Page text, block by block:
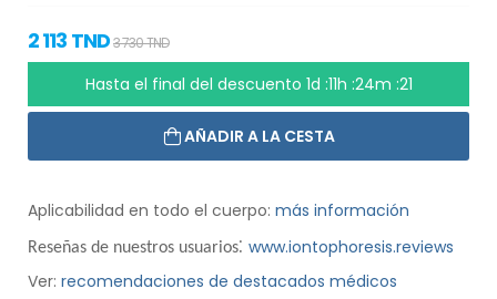
2 113 TND3 730 TND
Hasta el final del descuento 1d :11h :24m :20
AÑADIR A LA CESTA
Aplicabilidad en todo el cuerpo: más información
Reseñas de nuestros usuarios: www.iontophoresis.reviews
Ver: recomendaciones de destacados médicos